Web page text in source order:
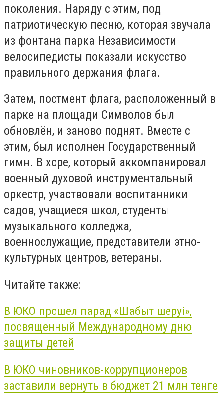
поколения. Наряду с этим, под
патриотическую песню, которая звучала
из фонтана парка Независимости
велосипедисты показали искусство
правильного держания флага.
Затем, постмент флага, расположенный в
парке на площади Символов был
обновлён, и заново поднят. Вместе с
этим, был исполнен Государственный
гимн. В хоре, который аккомпанировал
военный духовой инструментальный
оркестр, участвовали воспитанники
садов, учащиеся школ, студенты
музыкального колледжа,
военнослужащие, представители этно-
культурных центров, ветераны.
Читайте также:
В ЮКО прошел парад «Шабыт шеруі»,
посвященный Международному дню
защиты детей
В ЮКО чиновников-коррупционеров
заставили вернуть в бюджет 21 млн тенге